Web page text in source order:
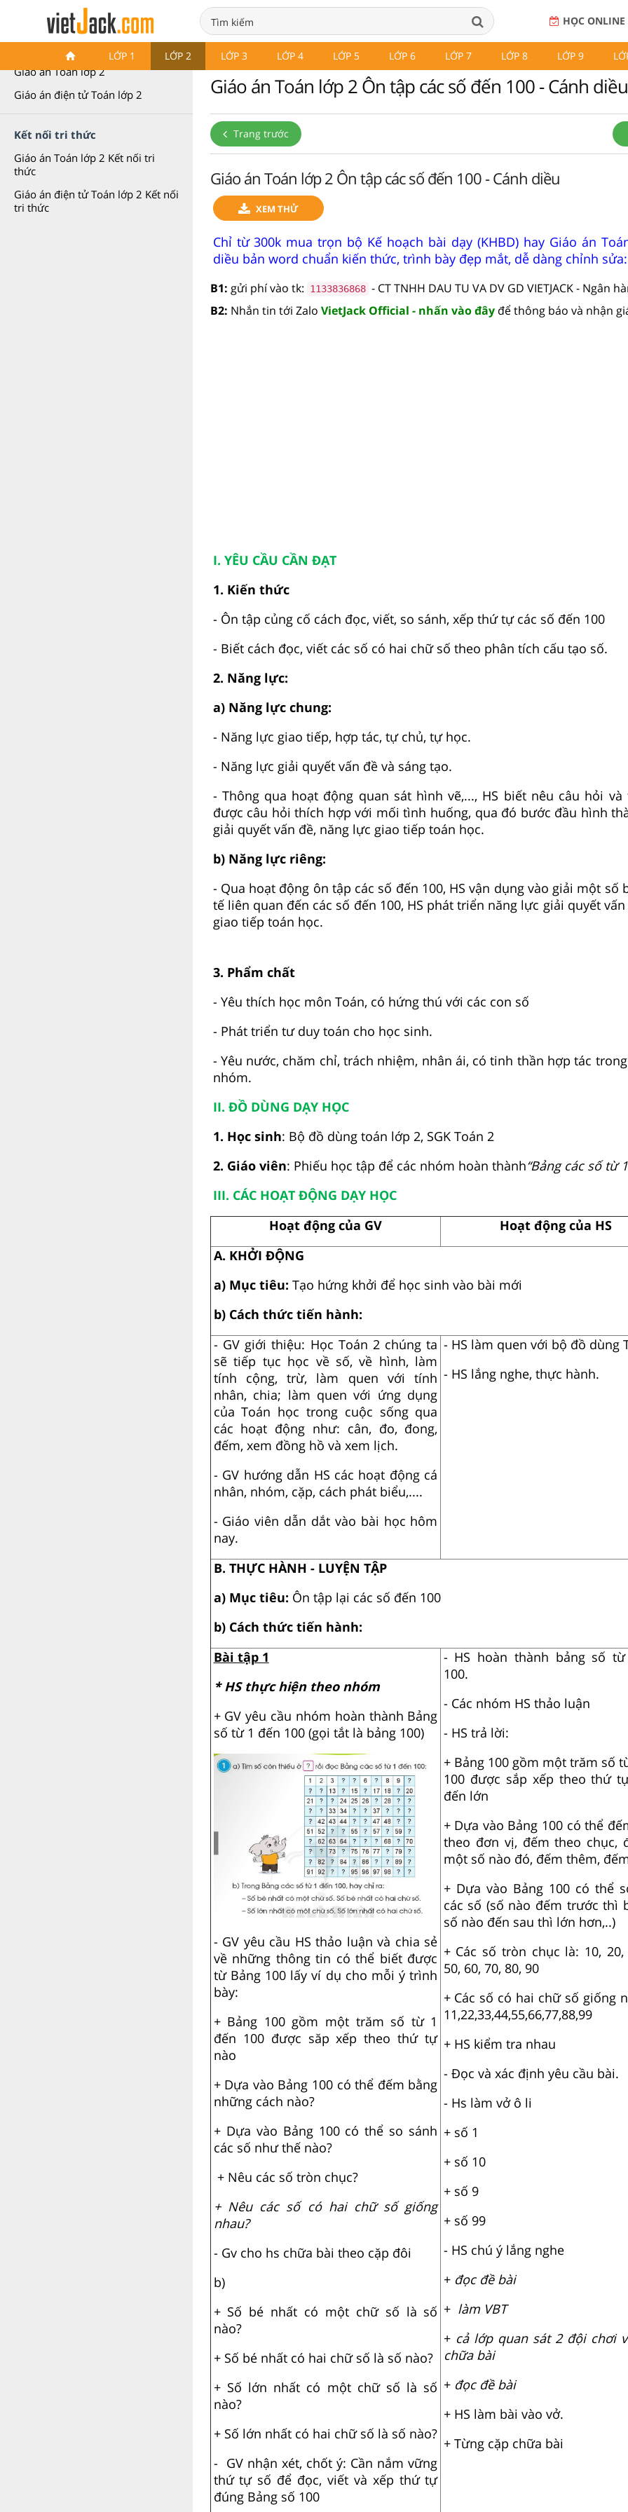
HỌC ONLINE
LỚP 1 LỚP 2 LỚP 3 LỚP 4 LỚP 5 LỚP 6 LỚP 7 LỚP 8 LỚP 9
Giáo án Toán lớp 2
Giáo án Toán lớp 2
Giáo án điện tử Toán lớp 2
Kết nối tri thức
Giáo án Toán lớp 2 Kết nối tri
thức
Giáo án điện tử Toán lớp 2 Kết nối
tri thức
Giáo án Toán lớp 2 Ôn tập các số đến 100 - Cánh diều
Trang trước
Giáo án Toán lớp 2 Ôn tập các số đến 100 - Cánh diều
XEM THỬ
Chỉ từ 300k mua trọn bộ Kế hoạch bài dạy (KHBD) hay Giáo án
diều bản word chuẩn kiến thức, trình bày đẹp mắt, dễ dàng chỉnh sửa:
B1: gửi phí vào tk: 1133836868 - CT TNHH DAU TU VA DV GD VIETJACK - Ngân
B2: Nhắn tin tới Zalo VietJack Official - nhấn vào đây để thông báo và nhận
I. YÊU CẦU CẦN ĐẠT
1. Kiến thức
- Ôn tập củng cố cách đọc, viết, so sánh, xếp thứ tự các số đến 100
- Biết cách đọc, viết các số có hai chữ số theo phân tích cấu tạo số.
2. Năng lực:
a) Năng lực chung:
- Năng lực giao tiếp, hợp tác, tự chủ, tự học.
- Năng lực giải quyết vấn đề và sáng tạo.
- Thông qua hoạt động quan sát hình vẽ,..., HS biết nêu câu hỏi
được câu hỏi thích hợp với mối tình huống, qua đó bước đầu hình
giải quyết vấn đề, năng lực giao tiếp toán học.
b) Năng lực riêng:
- Qua hoạt động ôn tập các số đến 100, HS vận dụng vào giải một số
tế liên quan đến các số đến 100, HS phát triển năng lực giải quyết
giao tiếp toán học.
3. Phẩm chất
- Yêu thích học môn Toán, có hứng thú với các con số
- Phát triển tư duy toán cho học sinh.
- Yêu nước, chăm chỉ, trách nhiệm, nhân ái, có tinh thần hợp tác
nhóm.
II. ĐỒ DÙNG DẠY HỌC
1. Học sinh: Bộ đồ dùng toán lớp 2, SGK Toán 2
2. Giáo viên: Phiếu học tập để các nhóm hoàn thành“Bảng các số từ
III. CÁC HOẠT ĐỘNG DẠY HỌC
Hoạt động của GV
Hoạt động của HS
A. KHỞI ĐỘNG
a) Mục tiêu: Tạo hứng khởi để học sinh vào bài mới
b) Cách thức tiến hành:
- GV giới thiệu: Học Toán 2 chúng ta
sẽ tiếp tục học về số, về hình, làm
tính cộng, trừ, làm quen với tính
nhân, chia; làm quen với ứng dụng
của Toán học trong cuộc sống qua
các hoạt động như: cân, đo, đong,
đếm, xem đồng hồ và xem lịch.
- GV hướng dẫn HS các hoạt động cá
nhân, nhóm, cặp, cách phát biểu,....
- Giáo viên dẫn dắt vào bài học hôm
nay.
- HS làm quen với bộ đồ dùng
- HS lắng nghe, thực hành.
B. THỰC HÀNH - LUYỆN TẬP
a) Mục tiêu: Ôn tập lại các số đến 100
b) Cách thức tiến hành:
Bài tập 1
* HS thực hiện theo nhóm
+ GV yêu cầu nhóm hoàn thành Bảng
số từ 1 đến 100 (gọi tắt là bảng 100)
- GV yêu cầu HS thảo luận và chia sẻ
về những thông tin có thể biết được
từ Bảng 100 lấy ví dụ cho mỗi ý trình
bày:
+ Bảng 100 gồm một trăm số từ 1
đến 100 được săp xếp theo thứ tự
nào
+ Dựa vào Bảng 100 có thể đếm bằng
những cách nào?
+ Dựa vào Bảng 100 có thể so sánh
các số như thế nào?
+ Nêu các số tròn chục?
+ Nêu các số có hai chữ số giống
nhau?
- Gv cho hs chữa bài theo cặp đôi
b)
+ Số bé nhất có một chữ số là số
nào?
+ Số bé nhất có hai chữ số là số nào?
+ Số lớn nhất có một chữ số là số
nào?
+ Số lớn nhất có hai chữ số là số nào?
- GV nhận xét, chốt ý: Cần nắm vững
thứ tự số để đọc, viết và xếp thứ tự
đúng Bảng số 100
- HS hoàn thành bảng số
100.
- Các nhóm HS thảo luận
- HS trả lời:
+ Bảng 100 gồm một trăm số
100 được sắp xếp theo thứ
đến lớn
+ Dựa vào Bảng 100 có thể
theo đơn vị, đếm theo chục,
một số nào đó, đếm thêm,
+ Dựa vào Bảng 100 có thể
các số (số nào đếm trước thì
số nào đến sau thì lớn hơn,..)
+ Các số tròn chục là: 10, 20,
50, 60, 70, 80, 90
+ Các số có hai chữ số giống
11,22,33,44,55,66,77,88,99
+ HS kiểm tra nhau
- Đọc và xác định yêu cầu bài.
- Hs làm vở ô li
+ số 1
+ số 10
+ số 9
+ số 99
- HS chú ý lắng nghe
+ đọc đề bài
+ làm VBT
+ cả lớp quan sát 2 đội chơi
chữa bài
+ đọc đề bài
+ HS làm bài vào vở.
+ Từng cặp chữa bài